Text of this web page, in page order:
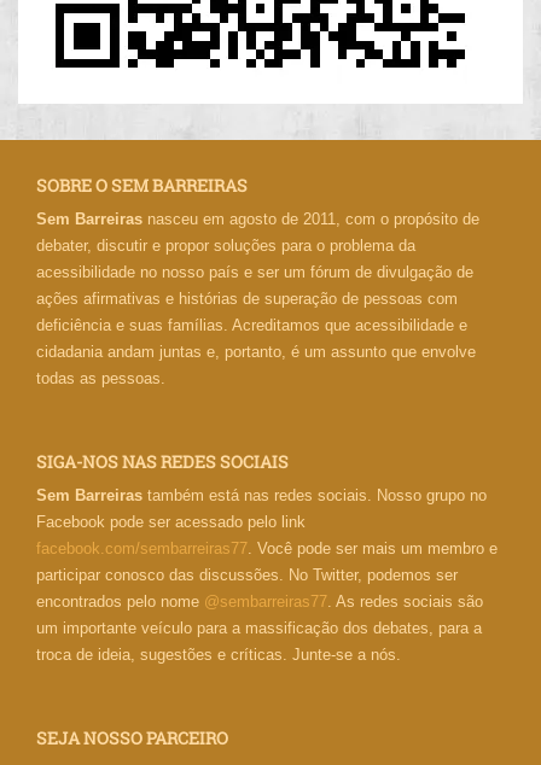
SOBRE O SEM BARREIRAS
Sem Barreiras nasceu em agosto de 2011, com o propósito de
debater, discutir e propor soluções para o problema da
acessibilidade no nosso país e ser um fórum de divulgação de
ações afirmativas e histórias de superação de pessoas com
deficiência e suas famílias. Acreditamos que acessibilidade e
cidadania andam juntas e, portanto, é um assunto que envolve
todas as pessoas.
SIGA-NOS NAS REDES SOCIAIS
Sem Barreiras também está nas redes sociais. Nosso grupo no
Facebook pode ser acessado pelo link
facebook.com/sembarreiras77. Você pode ser mais um membro e
participar conosco das discussões. No Twitter, podemos ser
encontrados pelo nome @sembarreiras77. As redes sociais são
um importante veículo para a massificação dos debates, para a
troca de ideia, sugestões e críticas. Junte-se a nós.
SEJA NOSSO PARCEIRO